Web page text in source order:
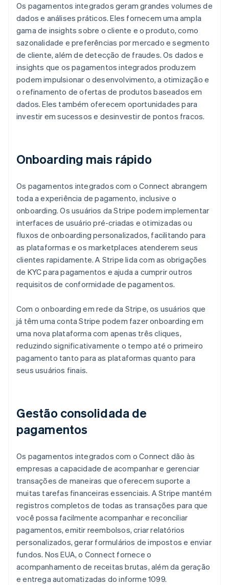
Os pagamentos integrados geram grandes volumes de
dados e análises práticos. Eles fornecem uma ampla
gama de insights sobre o cliente e o produto, como
sazonalidade e preferências por mercado e segmento
de cliente, além de detecção de fraudes. Os dados e
insights que os pagamentos integrados produzem
podem impulsionar o desenvolvimento, a otimização e
o refinamento de ofertas de produtos baseados em
dados. Eles também oferecem oportunidades para
investir em sucessos e desinvestir de pontos fracos.
Onboarding mais rápido
Os pagamentos integrados com o Connect abrangem
toda a experiência de pagamento, inclusive o
onboarding. Os usuários da Stripe podem implementar
interfaces de usuário pré-criadas e otimizadas ou
fluxos de onboarding personalizados, facilitando para
as plataformas e os marketplaces atenderem seus
clientes rapidamente. A Stripe lida com as obrigações
de KYC para pagamentos e ajuda a cumprir outros
requisitos de conformidade de pagamentos.
Com o onboarding em rede da Stripe, os usuários que
já têm uma conta Stripe podem fazer onboarding em
uma nova plataforma com apenas três cliques,
reduzindo significativamente o tempo até o primeiro
pagamento tanto para as plataformas quanto para
seus usuários finais.
Gestão consolidada de
pagamentos
Os pagamentos integrados com o Connect dão às
empresas a capacidade de acompanhar e gerenciar
transações de maneiras que oferecem suporte a
muitas tarefas financeiras essenciais. A Stripe mantém
registros completos de todas as transações para que
você possa facilmente acompanhar e reconciliar
pagamentos, emitir reembolsos, criar relatórios
personalizados, gerar formulários de impostos e enviar
fundos. Nos EUA, o Connect fornece o
acompanhamento de receitas brutas, além da geração
e entrega automatizadas do informe 1099.